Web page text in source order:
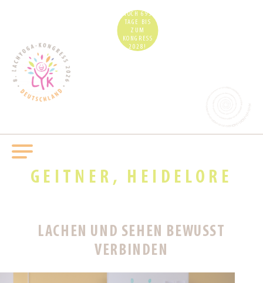
NOCH 693
TAGE BIS
ZUM
KONGRESS
2028!
GEITNER, HEIDELORE
LACHEN UND SEHEN BEWUSST
VERBINDEN